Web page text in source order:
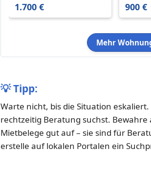
1.700 €
Gäste-
900 €
Mehr
💡Tipp:
Warte nicht, bis die Situation
rechtzeitig Beratung suchst.
Mietbelege gut auf – sie sind für
erstelle auf lokalen Portalen ein